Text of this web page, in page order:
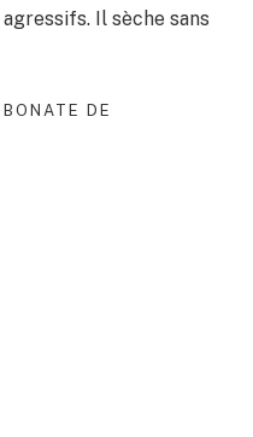
Il sèche sans
DE